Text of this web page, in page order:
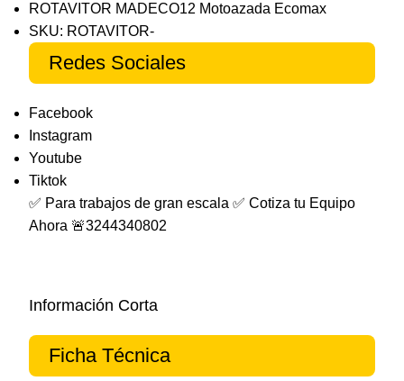
ROTAVITOR MADECO12 Motoazada Ecomax
SKU: ROTAVITOR-
Redes Sociales
Facebook
Instagram
Youtube
Tiktok
✅ Para trabajos de gran escala ✅ Cotiza tu Equipo
Ahora 🚨3244340802
Información Corta
Ficha Técnica